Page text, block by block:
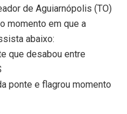
de Aguiarnópolis (TO)
momento em que a
abaixo:
que desabou entre
ponte e flagrou momento